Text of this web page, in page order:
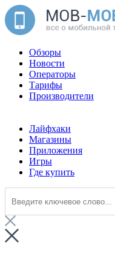
Обзоры
Новости
Операторы
Тарифы
Производители
Лайфхаки
Магазины
Приложения
Игры
Где купить